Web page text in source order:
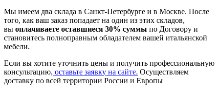
Мы имеем два склада в Санкт-Петербурге и в Москве. После
того, как ваш заказ попадает на один из этих складов,
вы оплачиваете оставшиеся 30% суммы по Договору и
становитесь полноправным обладателем вашей итальянской
мебели.
Если вы хотите уточнить цены и получить профессиональную
консультацию, оставьте заявку на сайте. Осуществляем
доставку по всей территории России и Европы